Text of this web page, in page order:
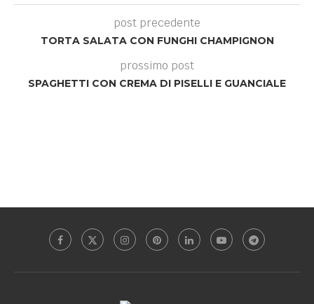
post precedente
TORTA SALATA CON FUNGHI CHAMPIGNON
prossimo post
SPAGHETTI CON CREMA DI PISELLI E GUANCIALE